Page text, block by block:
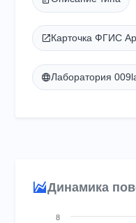
Карточка ФГИС
Лаборатория
Динамика
Chart8